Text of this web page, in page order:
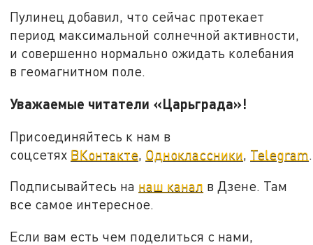
Пулинец добавил, что сейчас протекает
период максимальной солнечной активности,
и совершенно нормально ожидать колебания
в геомагнитном поле.
Уважаемые читатели «Царьграда»!
Присоединяйтесь к нам в
соцсетях ВКонтакте Одноклассники Telegram
Подписывайтесь на наш канал в Дзене. Там
все самое интересное.
Если вам есть чем поделиться с нами,